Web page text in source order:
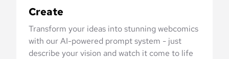
Create
Transform your ideas into stunning webcomics
with our AI-powered prompt system - just
describe your vision and watch it come to life